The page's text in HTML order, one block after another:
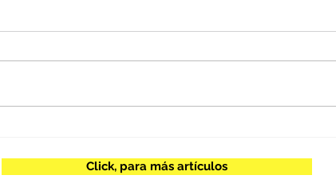
Click, para más artículos